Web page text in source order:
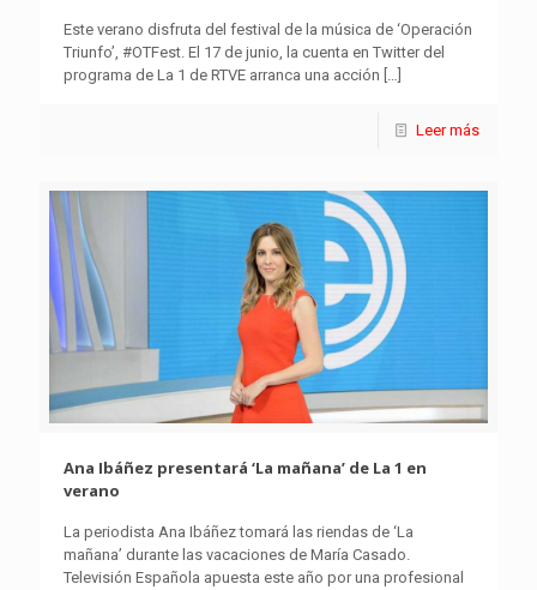
Este verano disfruta del festival de la música de ‘Operación
Triunfo’, #OTFest. El 17 de junio, la cuenta en Twitter del
programa de La 1 de RTVE arranca una acción
Leer más
Ana Ibáñez presentará ‘La mañana’ de La 1 en
verano
La periodista Ana Ibáñez tomará las riendas de ‘La
mañana’ durante las vacaciones de María Casado.
Televisión Española apuesta este año por una profesional